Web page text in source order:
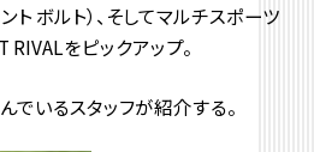
ト ボルト）、そしてマルチスポーツ
をピックアップ。
でいるスタッフが紹介する。